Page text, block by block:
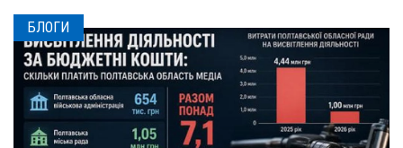
БЛОГИ